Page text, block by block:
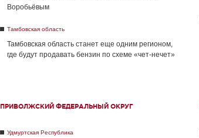
Воробьёвым
Тамбовская область
Тамбовская область станет еще одним регионом,
где будут продавать бензин по схеме «чет-нечет»
ПРИВОЛЖСКИЙ ФЕДЕРАЛЬНЫЙ ОКРУГ
Удмуртская Республика